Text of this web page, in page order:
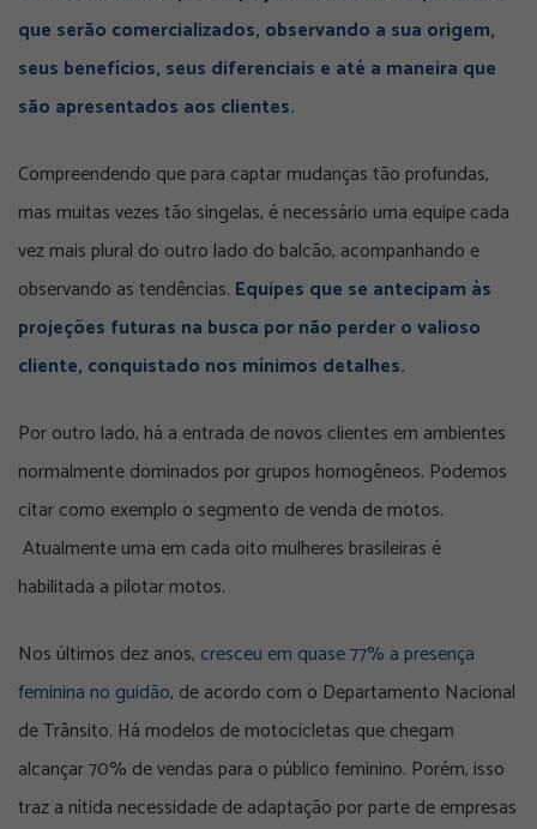
que serão comercializados, observando a sua origem,
seus benefícios, seus diferenciais e até a maneira que
são apresentados aos clientes.
Compreendendo que para captar mudanças tão profundas,
mas muitas vezes tão singelas, é necessário uma equipe cada
vez mais plural do outro lado do balcão, acompanhando e
observando as tendências. Equipes que se antecipam às
projeções futuras na busca por não perder o valioso
cliente, conquistado nos mínimos detalhes.
Por outro lado, há a entrada de novos clientes em ambientes
normalmente dominados por grupos homogêneos. Podemos
citar como exemplo o segmento de venda de motos.
Atualmente uma em cada oito mulheres brasileiras é
habilitada a pilotar motos.
Nos últimos dez anos, cresceu em quase 77% a presença
feminina no guidão, de acordo com o Departamento Nacional
de Trânsito. Há modelos de motocicletas que chegam
alcançar 70% de vendas para o público feminino. Porém, isso
traz a nítida necessidade de adaptação por parte de empresas